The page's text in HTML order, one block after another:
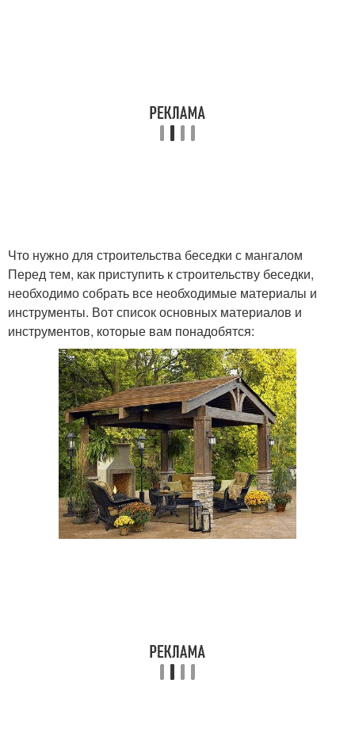
Что нужно для строительства беседки с мангалом
Перед тем, как приступить к строительству беседки,
необходимо собрать все необходимые материалы и
инструменты. Вот список основных материалов и
инструментов, которые вам понадобятся: